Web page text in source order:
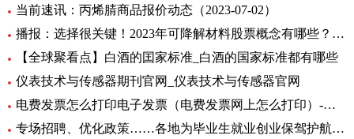
当前速讯：丙烯腈商品报价动态（2023-07-02）
播报：选择很关键！2023年可降解材料股票概念有哪些？（7月2日）
【全球聚看点】白酒的囯家标准_白酒的国家标准都有哪些
仪表技术与传感器期刊官网_仪表技术与传感器官网
电费发票怎么打印电子发票（电费发票网上怎么打印）-环球报资讯
专场招聘、优化政策……各地为毕业生就业创业保驾护航 环球观天下